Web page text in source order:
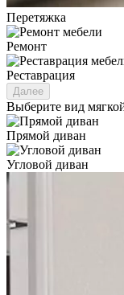
Перетяжка
Ремонт
Реставрация
Далее
Выберите вид
Прямой диван
Угловой диван